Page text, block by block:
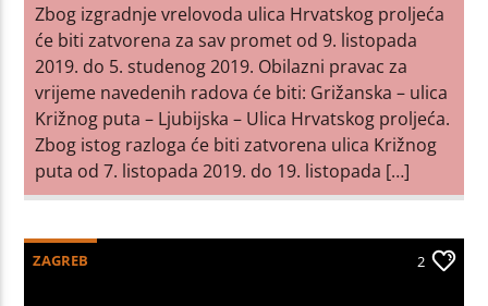
Zbog izgradnje vrelovoda ulica Hrvatskog proljeća
će biti zatvorena za sav promet od 9. listopada
2019. do 5. studenog 2019. Obilazni pravac za
vrijeme navedenih radova će biti: Grižanska – ulica
Križnog puta – Ljubijska – Ulica Hrvatskog proljeća.
Zbog istog razloga će biti zatvorena ulica Križnog
puta od 7. listopada 2019. do 19. listopada […]
ZAGREB 2